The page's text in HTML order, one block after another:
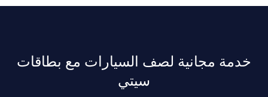
خدمة مجانية لصف السيارات مع بطاقات
سيتي